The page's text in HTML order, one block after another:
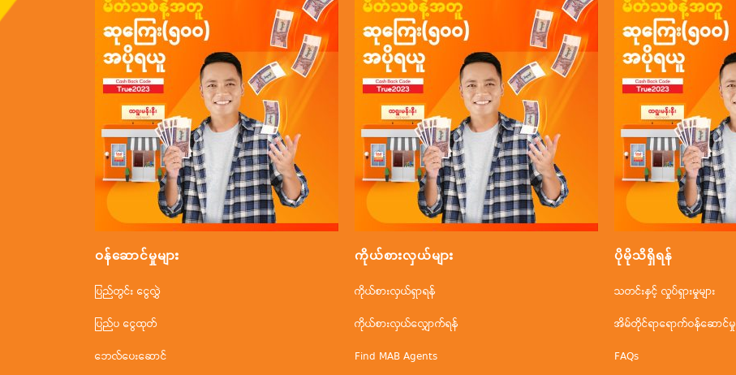
ဝန်ဆောင်မှုများ
ပြည်တွင်း ငွေလွှဲ
ပြည်ပ ငွေထုတ်
ဘေလ်ပေးဆောင်
ကိုယ်စားလှယ်များ
ကိုယ်စားလှယ်ရှာရန်
ကိုယ်စားလှယ်လျှောက်ရန်
Find MAB Agents
ပိုမိုသိရှိရန်
သတင်းနှင့် လှုပ်ရှားမှုများ
အိမ်တိုင်ရာရောက်ဝန်ဆောင်မှု
FAQs